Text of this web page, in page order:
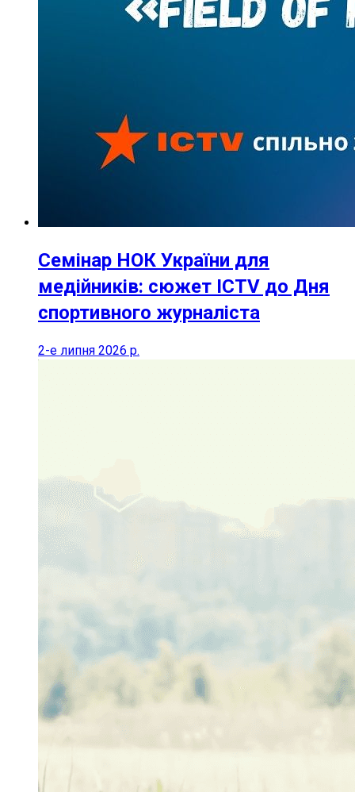
Семінар НОК України для
медійників: сюжет ICTV до Дня
спортивного журналіста
2-е липня 2026 р.